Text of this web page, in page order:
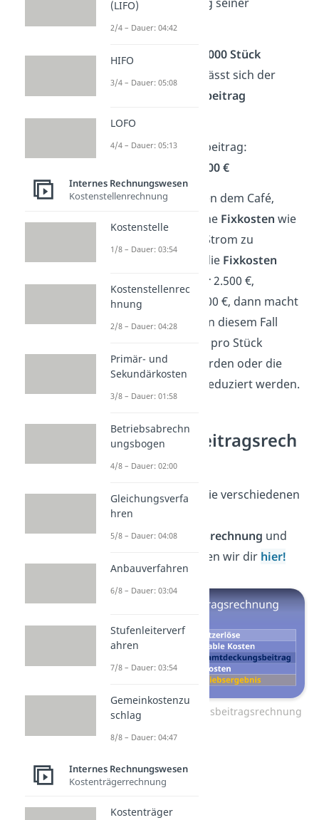
Fixkosten.
Wenn im Monat
1.000 Stück
verkauft werden, lässt sich der
Gesamtdeckungsbeitrag
berechnen:
Gesamtdeckungsbeitrag:
2.500 €
Diese2.500 €
helfen dem Café,
typische monatliche Fixkosten wie
Ladenmiete oder Strom zu
. Liegen die Fixkosten
über2.500 €,
beispielsweise 3.000 €, dann macht
das CaféVerlust
. In diesem Fall
müssen die Preise pro Stück
Kuchen erhöht werden oder die
variablen Kosten reduziert werden.
Deckungsbeitragsrech
nung
Noch mehr über die verschiedenen
Arten der
Deckungsbeitragsrechnung und
zeigen wir dir hier!
Zum Video: Deckungsbeitragsrechnung
(LIFO)
2/4 – Dauer: 04:42
HIFO
3/4 – Dauer: 05:08
LOFO
4/4 – Dauer: 05:13
Internes Rechnungswesen
Kostenstellenrechnung
Kostenstelle
1/8 – Dauer: 03:54
Kostenstellenrec
hnung
2/8 – Dauer: 04:28
Primär- und
Sekundärkosten
3/8 – Dauer: 01:58
Betriebsabrechn
ungsbogen
4/8 – Dauer: 02:00
Gleichungsverfa
hren
5/8 – Dauer: 04:08
Anbauverfahren
6/8 – Dauer: 03:04
Stufenleiterverf
ahren
7/8 – Dauer: 03:54
Gemeinkostenzu
schlag
8/8 – Dauer: 04:47
Internes Rechnungswesen
Kostenträgerrechnung
Kostenträger